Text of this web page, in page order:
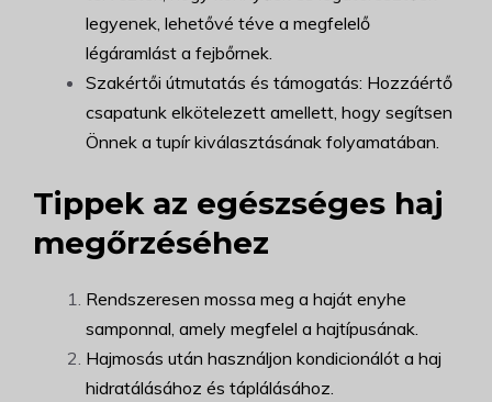
legyenek, lehetővé téve a megfelelő
légáramlást a fejbőrnek.
Szakértői útmutatás és támogatás: Hozzáértő
csapatunk elkötelezett amellett, hogy segítsen
Önnek a tupír kiválasztásának folyamatában.
Tippek az egészséges haj
megőrzéséhez
Rendszeresen mossa meg a haját enyhe
samponnal, amely megfelel a hajtípusának.
Hajmosás után használjon kondicionálót a haj
hidratálásához és táplálásához.